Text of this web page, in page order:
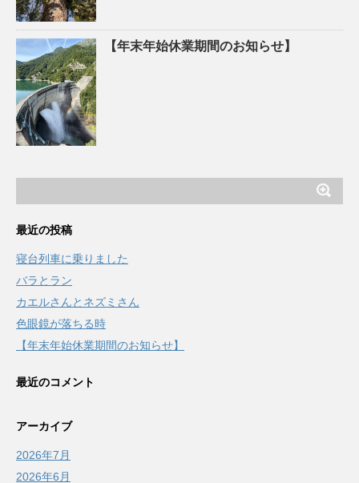
【年末年始休業期間のお知らせ】
最近の投稿
寝台列車に乗りました
バラとラン
カエルさんとネズミさん
色眼鏡が落ちる時
【年末年始休業期間のお知らせ】
最近のコメント
アーカイブ
2026年7月
2026年6月